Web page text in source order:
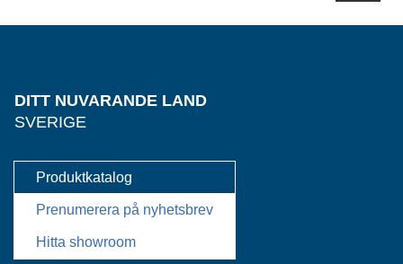
DITT NUVARANDE LAND
SVERIGE
Produktkatalog
Prenumerera på nyhetsbrev
Hitta showroom